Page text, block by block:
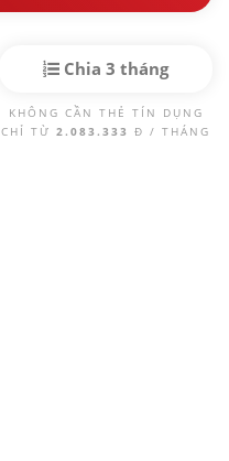
Chia 3 tháng
KHÔNG CẦN THẺ TÍN DỤNG
CHỈ TỪ 2.083.333 Đ / THÁNG